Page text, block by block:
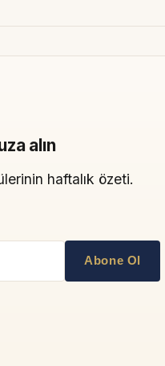
alın
haftalık özeti.
Abone Ol